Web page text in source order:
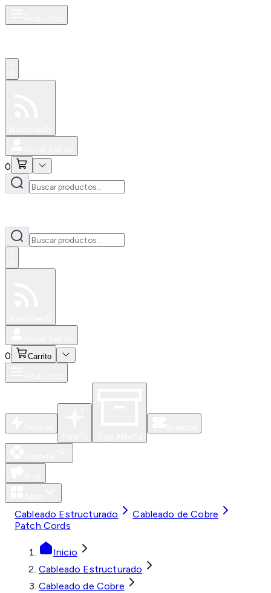
0
0 Carrito
Cableado Estructurado
Cableado de Cobre
Patch Cords
Inicio
Cableado Estructurado
Cableado de Cobre